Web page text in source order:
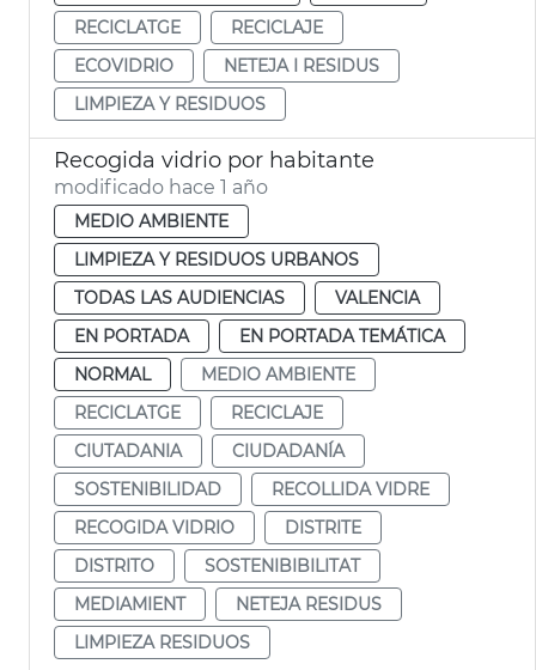
RECICLATGE
RECICLAJE
ECOVIDRIO
NETEJA I RESIDUS
LIMPIEZA Y RESIDUOS
Recogida vidrio por habitante
modificado hace 1 año
MEDIO AMBIENTE
LIMPIEZA Y RESIDUOS URBANOS
TODAS LAS AUDIENCIAS
VALENCIA
EN PORTADA
EN PORTADA TEMÁTICA
NORMAL
MEDIO AMBIENTE
RECICLATGE
RECICLAJE
CIUTADANIA
CIUDADANÍA
SOSTENIBILIDAD
RECOLLIDA VIDRE
RECOGIDA VIDRIO
DISTRITE
DISTRITO
SOSTENIBIBILITAT
MEDIAMIENT
NETEJA RESIDUS
LIMPIEZA RESIDUOS